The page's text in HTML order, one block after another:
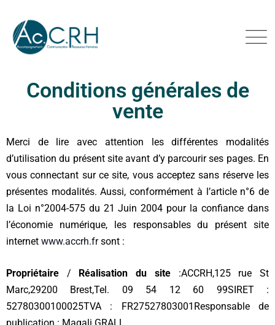
Conditions générales de
vente
Merci de lire avec attention les différentes modalités
d’utilisation du présent site avant d’y parcourir ses pages. En
vous connectant sur ce site, vous acceptez sans réserve les
présentes modalités. Aussi, conformément à l’article n°6 de
la Loi n°2004-575 du 21 Juin 2004 pour la confiance dans
l’économie numérique, les responsables du présent site
internet www.accrh.frsont :
Propriétaire / Réalisation du site:ACCRH,125 rue St
Marc,29200 Brest,Tel. 09 54 12 60 99SIRET :
52780300100025TVA : FR27527803001 Responsable de